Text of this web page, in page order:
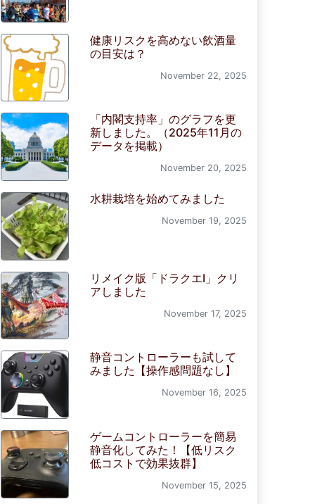
健康リスクを高めない飲酒量
の目安は？
November 22, 2025
「内閣支持率」のグラフを更
新しました。（2025年11月の
データを掲載）
November 20, 2025
水耕栽培を始めてみました
November 19, 2025
リメイク版「ドラクエI」クリ
アしました
November 17, 2025
静音コントローラーも試して
みました【操作感問題なし】
November 16, 2025
ゲームコントローラーを簡易
静音化してみた！【低リスク
低コストで効果抜群】
November 15, 2025